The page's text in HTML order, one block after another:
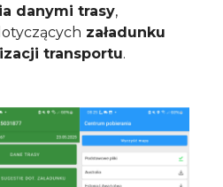
danymi trasy,
załadunku
transportu.